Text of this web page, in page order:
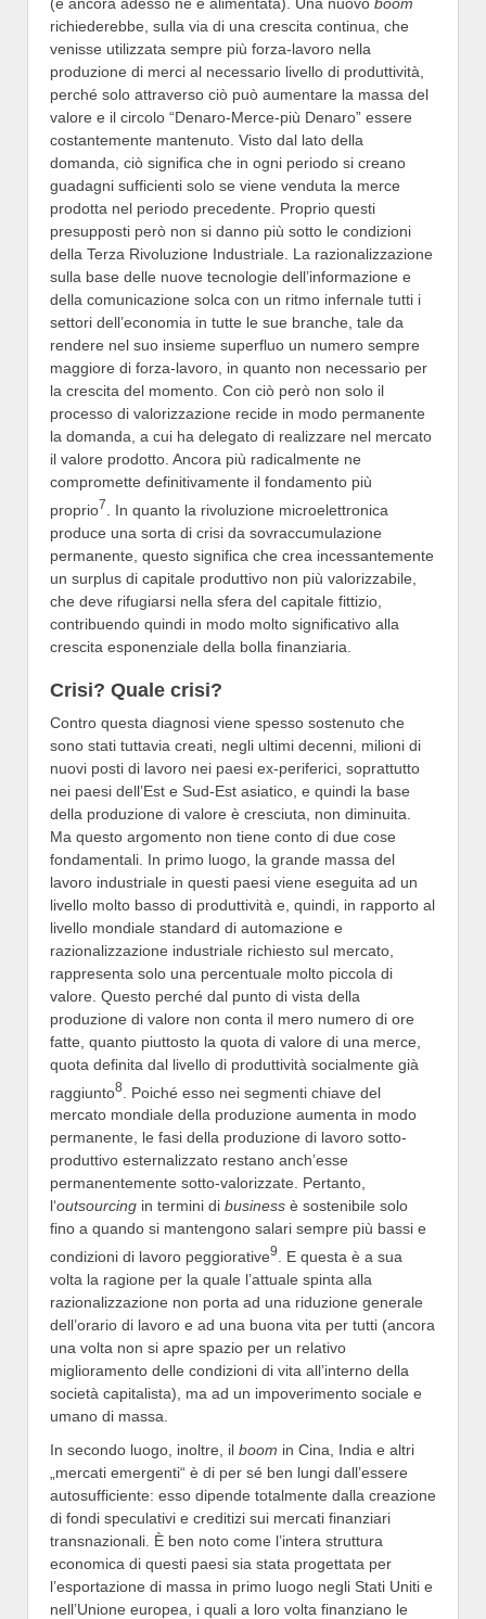
richiederebbe, sulla via di una crescita continua, che
venisse utilizzata sempre più forza-lavoro nella
produzione di merci al necessario livello di produttività,
perché solo attraverso ciò può aumentare la massa del
valore e il circolo “Denaro-Merce-più Denaro” essere
costantemente mantenuto. Visto dal lato della
domanda, ciò significa che in ogni periodo si creano
guadagni sufficienti solo se viene venduta la merce
prodotta nel periodo precedente. Proprio questi
presupposti però non si danno più sotto le condizioni
della Terza Rivoluzione Industriale. La razionalizzazione
sulla base delle nuove tecnologie dell’informazione e
della comunicazione solca con un ritmo infernale tutti i
settori dell’economia in tutte le sue branche, tale da
rendere nel suo insieme superfluo un numero sempre
maggiore di forza-lavoro, in quanto non necessario per
la crescita del momento. Con ciò però non solo il
processo di valorizzazione recide in modo permanente
la domanda, a cui ha delegato di realizzare nel mercato
il valore prodotto. Ancora più radicalmente ne
compromette definitivamente il fondamento più
proprio7
. In quanto la rivoluzione microelettronica
produce una sorta di crisi da sovraccumulazione
permanente, questo significa che crea incessantemente
un surplus di capitale produttivo non più valorizzabile,
che deve rifugiarsi nella sfera del capitale fittizio,
contribuendo quindi in modo molto significativo alla
crescita esponenziale della bolla finanziaria.
Crisi? Quale crisi?
Contro questa diagnosi viene spesso sostenuto che
sono stati tuttavia creati, negli ultimi decenni, milioni di
nuovi posti di lavoro nei paesi ex-periferici, soprattutto
nei paesi dell’Est e Sud-Est asiatico, e quindi la base
della produzione di valore è cresciuta, non diminuita.
Ma questo argomento non tiene conto di due cose
fondamentali. In primo luogo, la grande massa del
lavoro industriale in questi paesi viene eseguita ad un
livello molto basso di produttività e, quindi, in rapporto al
livello mondiale standard di automazione e
razionalizzazione industriale richiesto sul mercato,
rappresenta solo una percentuale molto piccola di
valore. Questo perché dal punto di vista della
produzione di valore non conta il mero numero di ore
fatte, quanto piuttosto la quota di valore di una merce,
quota definita dal livello di produttività socialmente già
raggiunto8
. Poiché esso nei segmenti chiave del
mercato mondiale della produzione aumenta in modo
permanente, le fasi della produzione di lavoro sotto-
produttivo esternalizzato restano anch’esse
permanentemente sotto-valorizzate. Pertanto,
l‘outsourcing in termini di business è sostenibile solo
fino a quando si mantengono salari sempre più bassi e
condizioni di lavoro peggiorative9
. E questa è a sua
volta la ragione per la quale l’attuale spinta alla
razionalizzazione non porta ad una riduzione generale
dell’orario di lavoro e ad una buona vita per tutti (ancora
una volta non si apre spazio per un relativo
miglioramento delle condizioni di vita all’interno della
società capitalista), ma ad un impoverimento sociale e
umano di massa.
In secondo luogo, inoltre, il boom in Cina, India e altri
„mercati emergenti“ è di per sé ben lungi dall’essere
autosufficiente: esso dipende totalmente dalla creazione
di fondi speculativi e creditizi sui mercati finanziari
transnazionali. È ben noto come l’intera struttura
economica di questi paesi sia stata progettata per
l’esportazione di massa in primo luogo negli Stati Uniti e
nell’Unione europea, i quali a loro volta finanziano le